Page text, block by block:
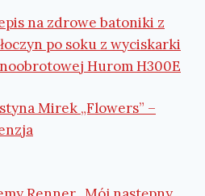
na zdrowe batoniki z
po soku z wyciskarki
Hurom H300E
Mirek „Flowers” –